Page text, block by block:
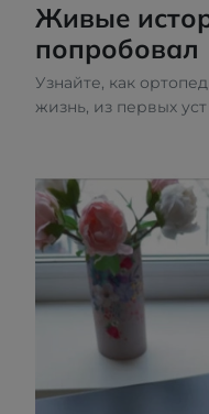
Живые
попробовал
Узнайте, как
жизнь, из первых уст